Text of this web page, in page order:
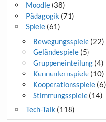
Moodle(38)
Pädagogik (71)
Spiele(61)
Bewegungsspiele(22)
Geländespiele(5)
Gruppeneinteilung(4)
Kennenlernspiele(10)
Kooperationsspiele(6)
Stimmungsspiele(14)
Tech-Talk (118)